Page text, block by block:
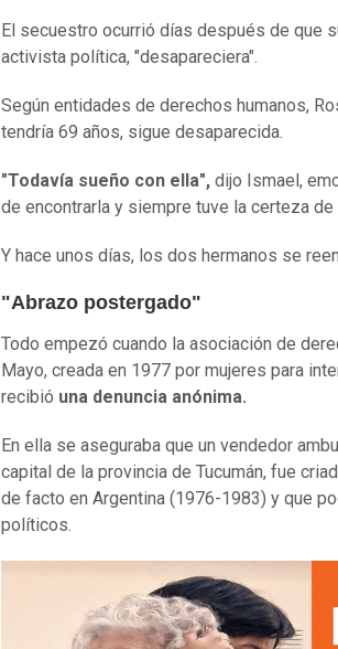
El secuestro ocurrió días después de que
activista política, "desapareciera".
Según entidades de derechos humanos,
tendría 69 años, sigue desaparecida.
"Todavía sueño con ella", dijo Ismael,
de encontrarla y siempre tuve la certeza de
Y hace unos días, los dos hermanos se
"Abrazo postergado"
Todo empezó cuando la asociación de
Mayo, creada en 1977 por mujeres para
recibió una denuncia anónima.
En ella se aseguraba que un vendedor
capital de la provincia de Tucumán, fue
de facto en Argentina (1976-1983) y que
políticos.